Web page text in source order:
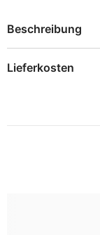
Beschreibung
Lieferkosten